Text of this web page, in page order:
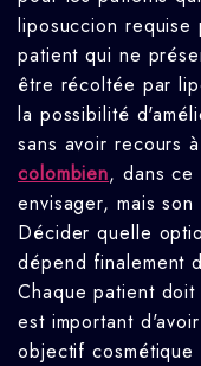
liposuccion
patient qui ne
être récoltée par
la possibilité
sans avoir recours
colombien, dans ce
envisager, mais
Décider quelle
dépend finalement
Chaque patient
est important
objectif cosmétique